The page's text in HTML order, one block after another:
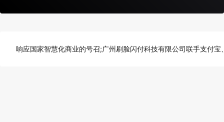
响应国家智慧化商业的号召;广州刷脸闪付科技有限公司联手支付